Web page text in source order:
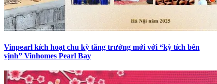
Vinpearl kích hoạt chu kỳ tăng trưởng mới với “kỳ tích bên
vịnh” Vinhomes Pearl Bay